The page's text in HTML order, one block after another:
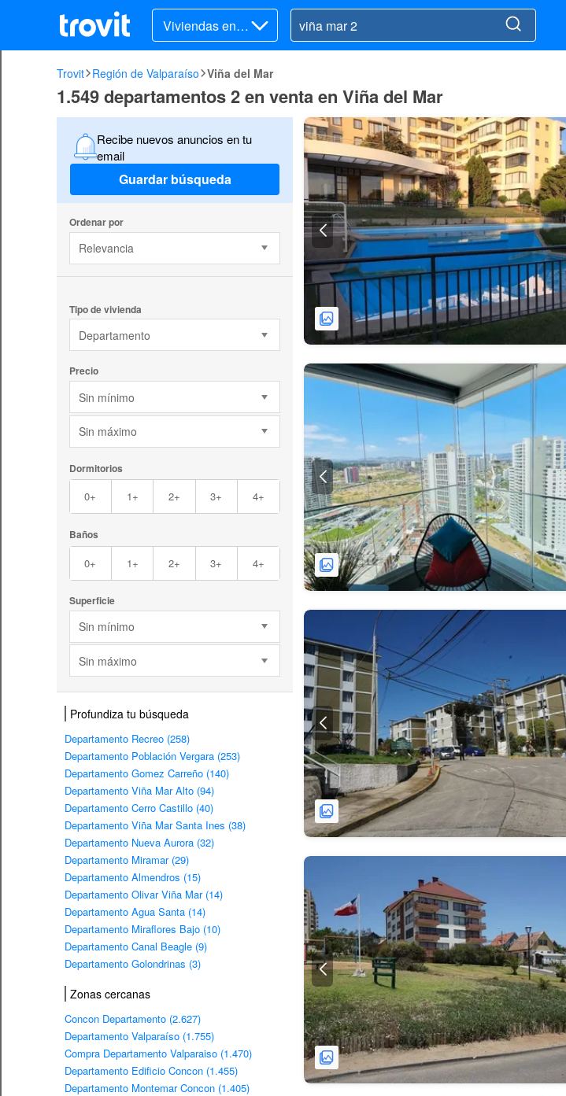
Viviendas en v
enta
Trovit Región de Valparaíso Viña del Mar
1.549 departamentos 2 en venta en Viña del Mar
Recibe nuevos anuncios en tu
email
Guardar búsqueda
Ordenar por
Relevancia
Tipo de vivienda
Departamento
Precio
Sin mínimo
Sin máximo
Dormitorios
0+ 1+ 2+ 3+ 4+
Baños
0+ 1+ 2+ 3+ 4+
Superficie
Sin mínimo
Sin máximo
Profundiza tu búsqueda
Departamento Recreo (258)
Departamento Población Vergara (253)
Departamento Gomez Carreño (140)
Departamento Viña Mar Alto (94)
Departamento Cerro Castillo (40)
Departamento Viña Mar Santa Ines (38)
Departamento Nueva Aurora (32)
Departamento Miramar (29)
Departamento Almendros (15)
Departamento Olivar Viña Mar (14)
Departamento Agua Santa (14)
Departamento Miraflores Bajo (10)
Departamento Canal Beagle (9)
Departamento Golondrinas (3)
Zonas cercanas
Concon Departamento (2.627)
Departamento Valparaíso (1.755)
Compra Departamento Valparaiso (1.470)
Departamento Edificio Concon (1.455)
Departamento Montemar Concon (1.405)